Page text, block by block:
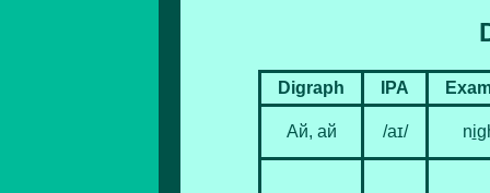
Digraph IPA
Ай, ай /aɪ/ ni